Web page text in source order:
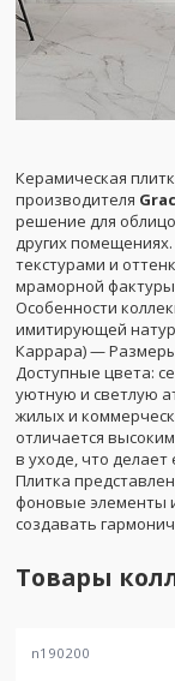
Керамическая
производителя
решение для
других
текстурами и
мраморной
Особенности
имитирующей
Каррара) —
Доступные цвета:
уютную и светлую
жилых и
отличается
в уходе, что
Плитка
фоновые элементы
создавать
Товары
n190200